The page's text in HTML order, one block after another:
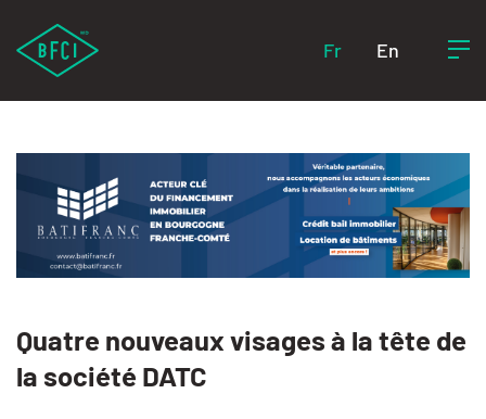
Fr En
Quatre nouveaux visages à la tête de
la société DATC